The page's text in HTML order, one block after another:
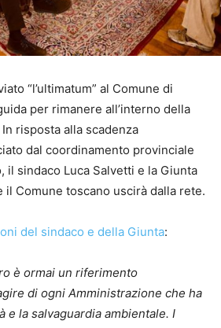
“l’ultimatum” al Comune di
per rimanere all’interno della
risposta alla scadenza
dal coordinamento provinciale
il sindaco Luca Salvetti e la Giunta
il Comune toscano uscirà dalla rete.
del sindaco e della Giunta:
è ormai un riferimento
di ogni Amministrazione che ha
e la salvaguardia ambientale. I